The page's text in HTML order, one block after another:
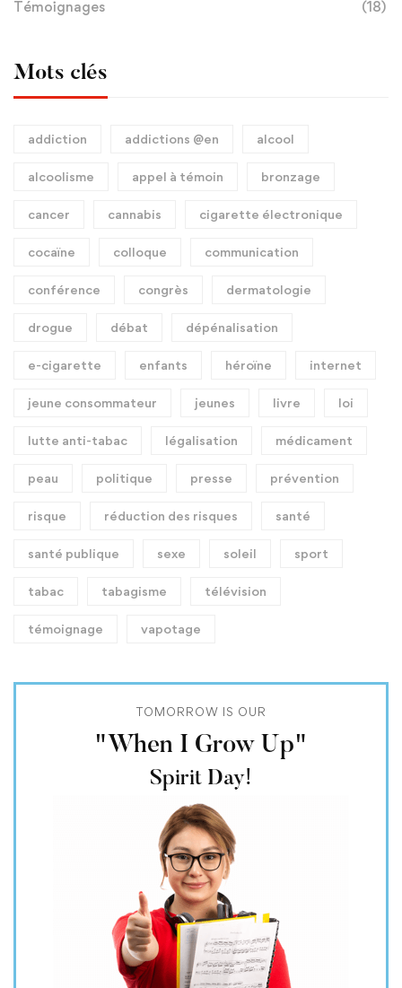
Témoignages (18)
Mots clés
addiction addictions @en alcool
alcoolisme appel à témoin bronzage
cancer cannabis cigarette électronique
cocaïne colloque communication
conférence congrès dermatologie
drogue débat dépénalisation
e-cigarette enfants héroïne internet
jeune consommateur jeunes livre loi
lutte anti-tabac légalisation médicament
peau politique presse prévention
risque réduction des risques santé
santé publique sexe soleil sport
tabac tabagisme télévision
témoignage vapotage
TOMORROW IS OUR
"When I Grow Up"
Spirit Day!